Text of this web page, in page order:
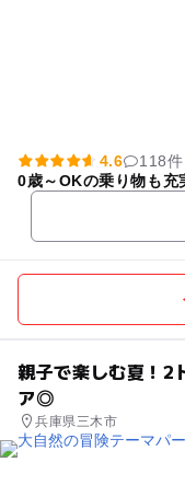
4.6
118件
0歳～OKの乗り物も充
親子で楽しむ夏！2
ア◎
兵庫県三木市